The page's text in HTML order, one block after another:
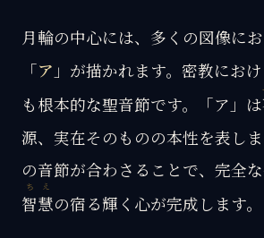
月輪の中心には、多くの図像に
「ア 」が描かれます。密教にお
も根本的な聖音節です。「ア」は
源、実在そのものの本性を表しま
の音節が合わさることで、完全
智慧
ちえ
の宿る輝く心が完成します。